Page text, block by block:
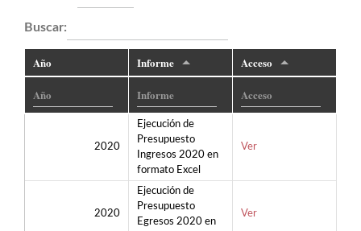
Buscar:
Año Informe Acceso
2020
Ejecución de
Presupuesto
Ingresos 2020 en
formato Excel
Ver
2020
Ejecución de
Presupuesto
Egresos 2020 en
Ver